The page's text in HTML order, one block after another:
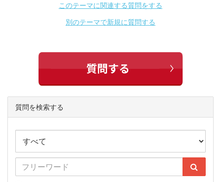
このテーマに関連する質問をする
別のテーマで新規に質問する
質問を検索する